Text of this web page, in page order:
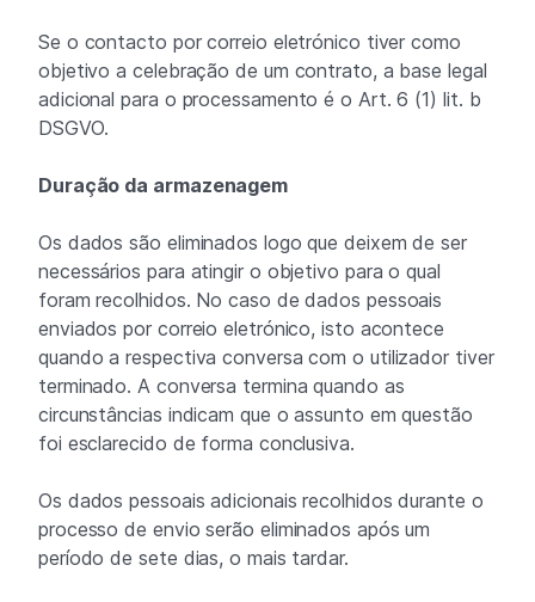
Se o contacto por correio eletrónico tiver como
objetivo a celebração de um contrato, a base legal
adicional para o processamento é o Art. 6 (1) lit. b
DSGVO.
Duração da armazenagem
Os dados são eliminados logo que deixem de ser
necessários para atingir o objetivo para o qual
foram recolhidos. No caso de dados pessoais
enviados por correio eletrónico, isto acontece
quando a respectiva conversa com o utilizador tiver
terminado. A conversa termina quando as
circunstâncias indicam que o assunto em questão
foi esclarecido de forma conclusiva.
Os dados pessoais adicionais recolhidos durante o
processo de envio serão eliminados após um
período de sete dias, o mais tardar.